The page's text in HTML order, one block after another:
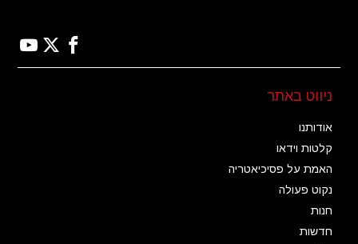
ניווט באתר
אודותנו
קלטות וידאו
האמת על פסיכיאטריה
נקוט פעולה
חנות
חדשות